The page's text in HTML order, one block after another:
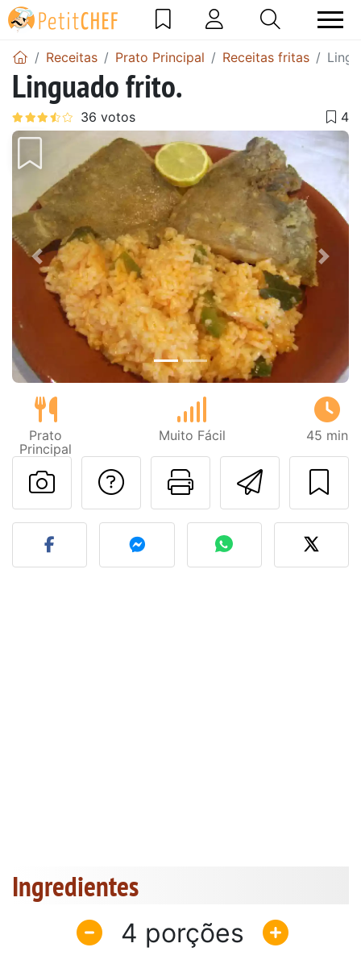
Receitas Prato Principal Receitas fritas
Linguado frito.
Anterior Next
Prato
Principal
Muito Fácil 45 min
Imprima
Falar com o autor
Fez esta receita?
Ingredientes
4